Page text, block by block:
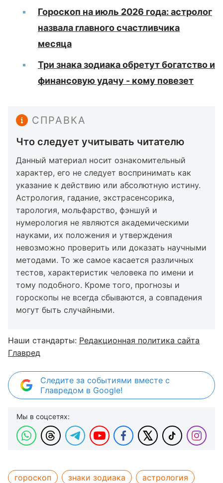
Гороскоп на июль 2026 года: астролог
назвала главного счастливчика
месяца
Три знака зодиака обретут богатство и
финансовую удачу - кому повезет
СПРАВКА
Что следует учитывать читателю
Данный материал носит ознакомительный
характер, его не следует воспринимать как
указание к действию или абсолютную истину.
Астрология, гадание, экстрасенсорика,
тарология, мольфарство, фэншуй и
нумерология не являются академическими
науками, их положения и утверждения
невозможно проверить или доказать научными
методами. То же самое касается различных
тестов, характеристик человека по имени и
тому подобного. Кроме того, прогнозы и
гороскопы не всегда сбываются, а совпадения
могут быть случайными.
Наши стандарты: Редакционная политика сайта
Главред
Следите за событиями вместе с
Главредом в Google!
Мы в соцсетях:
гороскоп знаки зодиака
астрология